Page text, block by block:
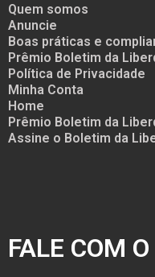
Quem somos
Anuncie
Boas práticas e
Prêmio Boletim da
Política de Privacidade
Minha Conta
Home
Prêmio Boletim da
Assine o Boletim da
FALE COM